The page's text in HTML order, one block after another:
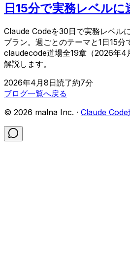
日15分で実務レベル
Claude Codeを30日で実務レベル
プラン。週ごとのテーマと1日15分
claudecode道場全19章（2026年4
解説します。
2026年4月8日読了約7分
ブログ一覧へ戻る
© 2026 malna Inc. · Claude Code